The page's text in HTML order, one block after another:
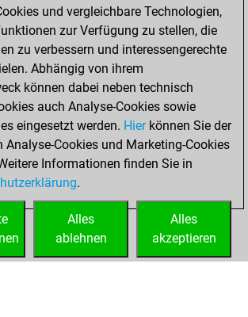
21, 2026
You created
your Fritz account
Fritz
Freitag,
Januar 19, 2024
You played 400
blitz games
Play
You scored
+129 =8 -263 in blitz
und vergleichbare Technologien,
zur Verfügung zu stellen, die
zu verbessern und interessengerechte
Abhängig von ihrem
können dabei neben technisch
auch Analyse-Cookies sowie
eingesetzt werden. Hierkönnen Sie der
Analyse-Cookies und Marketing-Cookies
Informationen finden Sie in
.
Alles
akzeptieren
Alles
ablehnen